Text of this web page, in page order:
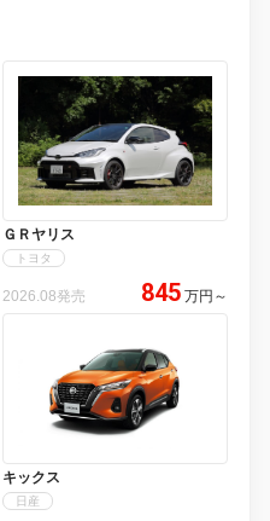
ＧＲヤリス
トヨタ
2026.08発売 845 万円 ～
キックス
日産